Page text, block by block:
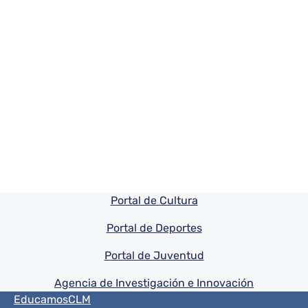
Pie de pagina información
Portal de Cultura
Portal de Deportes
Portal de Juventud
Agencia de Investigación e Innovación
Menú del pie
EducamosCLM